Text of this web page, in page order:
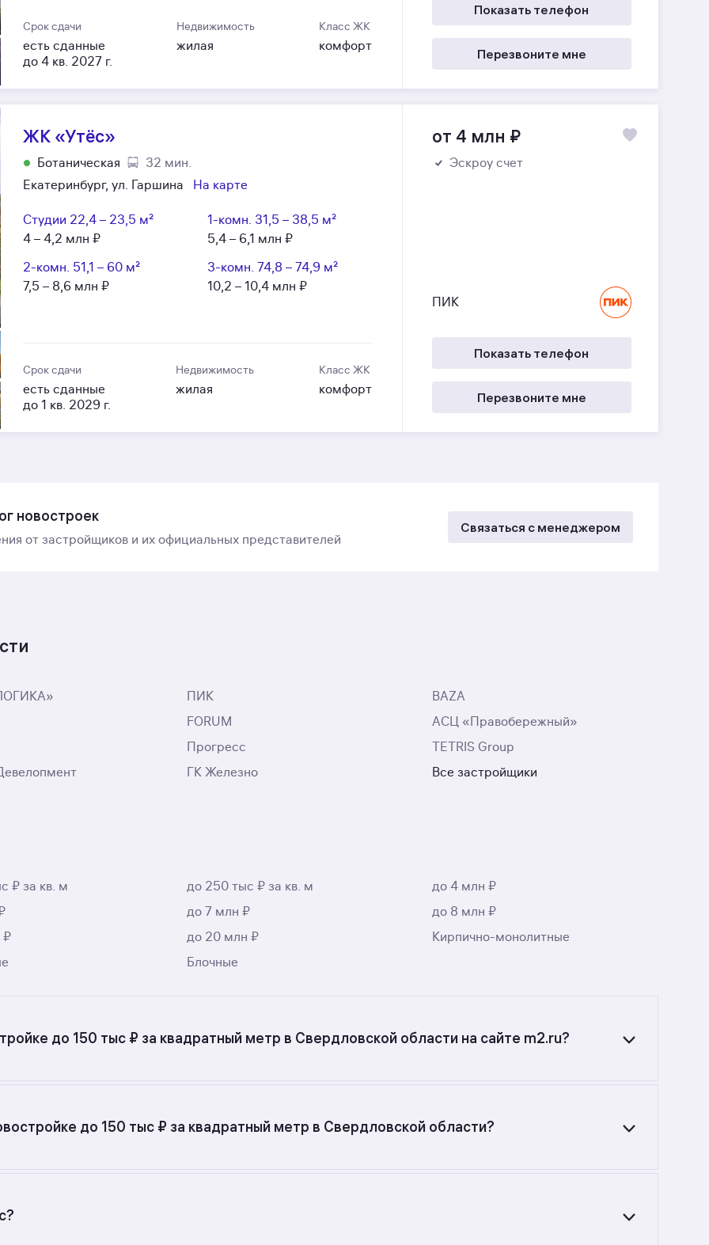
Срок сдачи
есть сданные
до 4 кв. 2027 г.
Недвижимость
жилая
Класс ЖК
комфорт
Показать телефон
Перезвоните мне
ЖК «Утёс»
Ботаническая
32 мин.
Екатеринбург, ул. Гаршина
На карте
Студии 22,4 – 23,5 м²
4 – 4,2 млн ₽
1-комн. 31,5 – 38,5 м²
5,4 – 6,1 млн ₽
2-комн. 51,1 – 60 м²
7,5 – 8,6 млн ₽
3-комн. 74,8 – 74,9 м²
10,2 – 10,4 млн ₽
Срок сдачи
есть сданные
до 1 кв. 2029 г.
Недвижимость
жилая
Класс ЖК
комфорт
от 4 млн ₽
Эскроу счет
ПИК
Показать телефон
Перезвоните мне
новостроек
от застройщиков и их официальных представителей
Связаться с менеджером
ПИК
BAZA
FORUM
АСЦ «Правобережный»
Прогресс
TETRIS Group
ГК Железно Все застройщики
₽ за кв. м до 250 тыс ₽ за кв. м
до 4 млн ₽
до 7 млн ₽
до 8 млн ₽
₽
до 20 млн ₽
Кирпично-монолитные
Блочные
до 150 тыс ₽ за квадратный метр в Свердловской области на сайте m2.ru?
до 150 тыс ₽ за квадратный метр в Свердловской области?